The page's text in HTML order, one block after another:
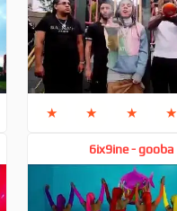
★ ★ ★ ★
6ix9ine - gooba